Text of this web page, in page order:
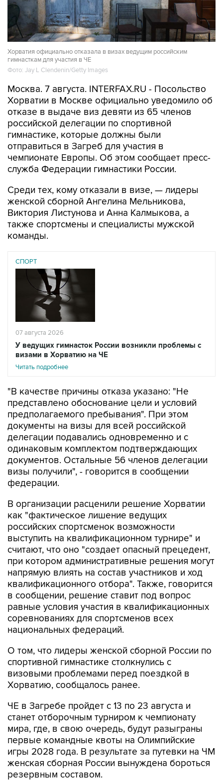
Хорватия официально отказала в визах ведущим российским
гимнасткам для участия в ЧЕ
Фото: Jay L Clendenin/Getty Images
Москва. 7 августа. INTERFAX.RU - Посольство
Хорватии в Москве официально уведомило об
отказе в выдаче виз девяти из 65 членов
российской делегации по спортивной
гимнастике, которые должны были
отправиться в Загреб для участия в
чемпионате Европы. Об этом сообщает пресс-
служба Федерации гимнастики России.
Среди тех, кому отказали в визе, — лидеры
женской сборной Ангелина Мельникова,
Виктория Листунова и Анна Калмыкова, а
также спортсмены и специалисты мужской
команды.
СПОРТ
07 августа 2026
У ведущих гимнасток России возникли проблемы с
визами в Хорватию на ЧЕ
Читать подробнее
"В качестве причины отказа указано: "Не
представлено обоснование цели и условий
предполагаемого пребывания". При этом
документы на визы для всей российской
делегации подавались одновременно и с
одинаковым комплектом подтверждающих
документов. Остальные 56 членов делегации
визы получили", - говорится в сообщении
федерации.
В организации расценили решение Хорватии
как "фактическое лишение ведущих
российских спортсменок возможности
выступить на квалификационном турнире" и
считают, что оно "создает опасный прецедент,
при котором административные решения могут
напрямую влиять на состав участников и ход
квалификационного отбора". Также, говорится
в сообщении, решение ставит под вопрос
равные условия участия в квалификационных
соревнованиях для спортсменов всех
национальных федераций.
О том, что лидеры женской сборной России по
спортивной гимнастике столкнулись с
визовыми проблемами перед поездкой в
Хорватию, сообщалось ранее.
ЧЕ в Загребе пройдет с 13 по 23 августа и
станет отборочным турниром к чемпионату
мира, где, в свою очередь, будут разыграны
первые командные квоты на Олимпийские
игры 2028 года. В результате за путевки на ЧМ
женская сборная России вынуждена бороться
резервным составом.